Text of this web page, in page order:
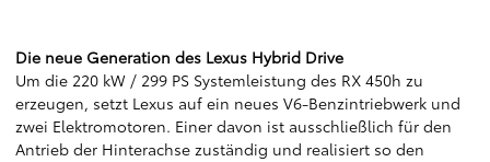
Die neue Generation des Lexus Hybrid Drive
Um die 220 kW / 299 PS Systemleistung des RX 450h zu
erzeugen, setzt Lexus auf ein neues V6-Benzintriebwerk und
zwei Elektromotoren. Einer davon ist ausschließlich für den
Antrieb der Hinterachse zuständig und realisiert so den